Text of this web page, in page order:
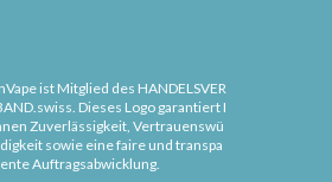
ist Mitglied des HANDELSVER
Dieses Logo garantiert I
Zuverlässigkeit, Vertrauenswü
sowie eine faire und transpa
Auftragsabwicklung.